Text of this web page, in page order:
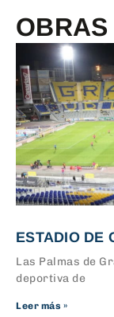
ESTADIO DE
Las Palmas de
deportiva de
Leer más »